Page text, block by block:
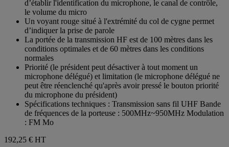
d’établir l'identification du microphone, le canal de contrôle,
le volume du micro
Un voyant rouge situé à l'extrémité du col de cygne permet
d’indiquer la prise de parole
La portée de la transmission HF est de 100 mètres dans les
conditions optimales et de 60 mètres dans les conditions
normales
Priorité (le président peut désactiver à tout moment un
microphone délégué) et limitation (le microphone délégué ne
peut être réenclenché qu'après avoir pressé le bouton priorité
du microphone du président)
Spécifications techniques : Transmission sans fil UHF Bande
de fréquences de la porteuse : 500MHz~950MHz Modulation
: FM Mo
192,25 € HT